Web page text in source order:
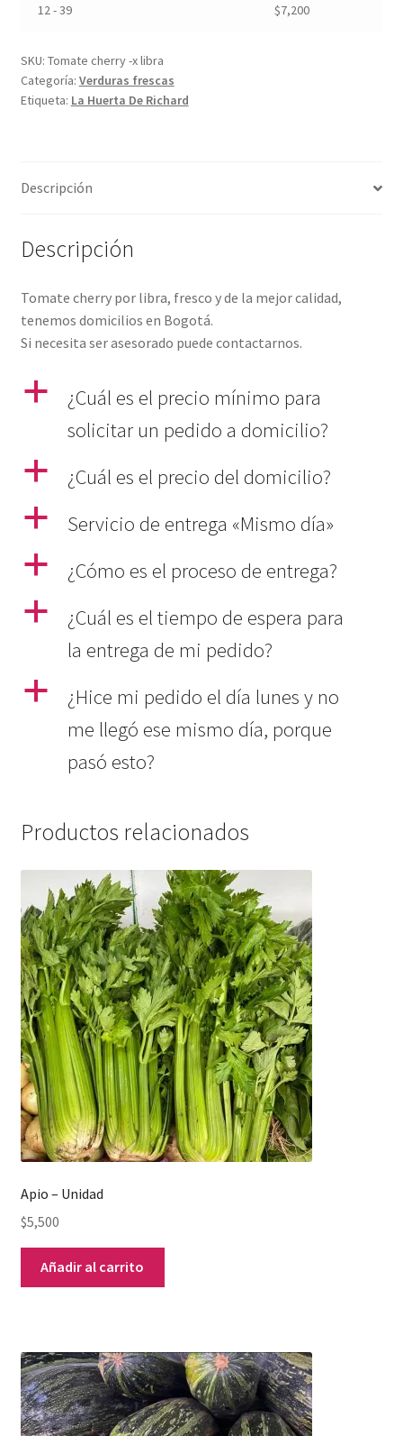
12 - 39 $7,200
SKU: Tomate cherry -x libra
Categoría: Verduras frescas
Etiqueta: La Huerta De Richard
Descripción
Descripción
Tomate cherry por libra, fresco y de la mejor calidad,
tenemos domicilios en Bogotá.
Si necesita ser asesorado puede contactarnos.
a
¿Cuál es el precio mínimo para
solicitar un pedido a domicilio?
a
¿Cuál es el precio del domicilio?
a
Servicio de entrega «Mismo día»
a
¿Cómo es el proceso de entrega?
a
¿Cuál es el tiempo de espera para
la entrega de mi pedido?
a
¿Hice mi pedido el día lunes y no
me llegó ese mismo día, porque
pasó esto?
Productos relacionados
Apio – Unidad
$5,500
Añadir al carrito